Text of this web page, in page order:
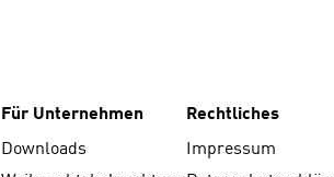
Für Unternehmen
Downloads
Rechtliches
Impressum